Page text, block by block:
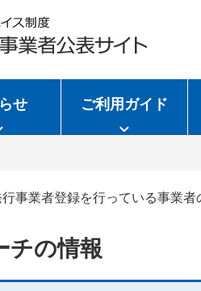
せ ご利用ガイド
事業者登録を行っている事業者
チの情報